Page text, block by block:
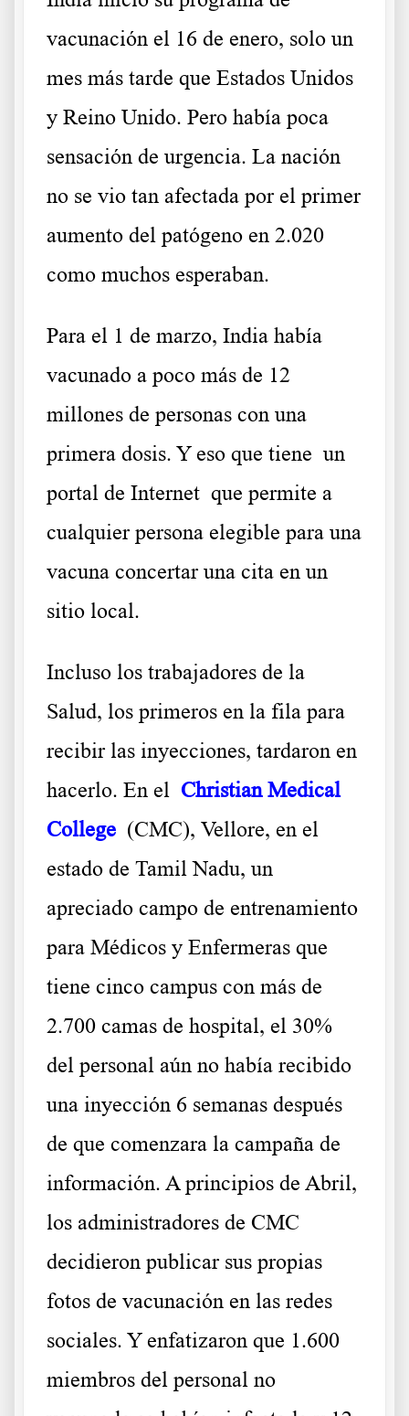
vacunación el 16 de enero, solo un
mes más tarde que Estados Unidos
y Reino Unido. Pero había poca
sensación de urgencia. La nación
no se vio tan afectada por el primer
aumento del patógeno en 2.020
como muchos esperaban.
Para el 1 de marzo, India había
vacunado a poco más de 12
millones de personas con una
primera dosis. Y eso que tiene un
portal de Internet que permite a
cualquier persona elegible para una
vacuna concertar una cita en un
sitio local.
Incluso los trabajadores de la
Salud, los primeros en la fila para
recibir las inyecciones, tardaron en
hacerlo. En el Christian Medical
College (CMC), Vellore, en el
estado de Tamil Nadu, un
apreciado campo de entrenamiento
para Médicos y Enfermeras que
tiene cinco campus con más de
2.700 camas de hospital, el 30%
del personal aún no había recibido
una inyección 6 semanas después
de que comenzara la campaña de
información. A principios de Abril,
los administradores de CMC
decidieron publicar sus propias
fotos de vacunación en las redes
sociales. Y enfatizaron que 1.600
miembros del personal no